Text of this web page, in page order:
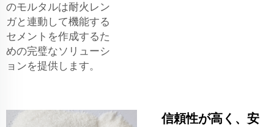
のモルタルは耐火レン
ガと連動して機能する
セメントを作成するた
めの完璧なソリューシ
ョンを提供します。
信頼性が高く、安